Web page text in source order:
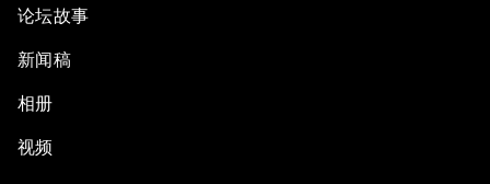
论坛故事
新闻稿
相册
视频